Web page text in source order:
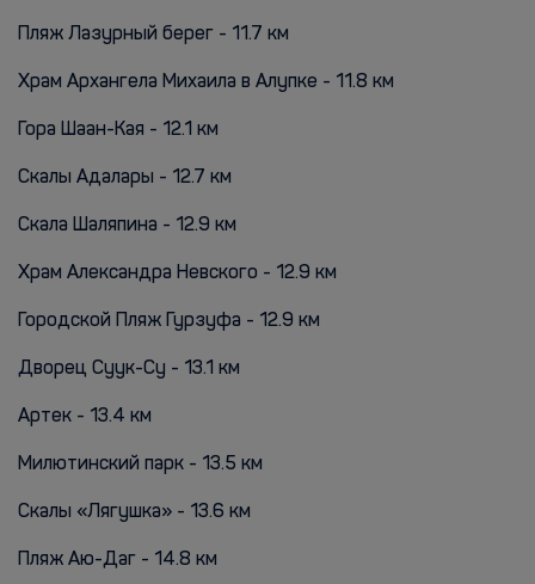
Пляж Лазурный берег - 11.7 км
Храм Архангела Михаила в Алупке - 11.8 км
Гора Шаан-Кая - 12.1 км
Скалы Адалары - 12.7 км
Скала Шаляпина - 12.9 км
Храм Александра Невского - 12.9 км
Городской Пляж Гурзуфа - 12.9 км
Дворец Суук-Су - 13.1 км
Артек - 13.4 км
Милютинский парк - 13.5 км
Скалы «Лягушка» - 13.6 км
Пляж Аю-Даг - 14.8 км